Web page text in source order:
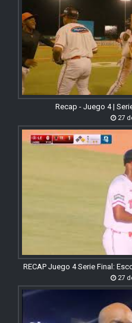
Recap - Juego 4 |
27
RECAP Juego 4 Serie Final:
27